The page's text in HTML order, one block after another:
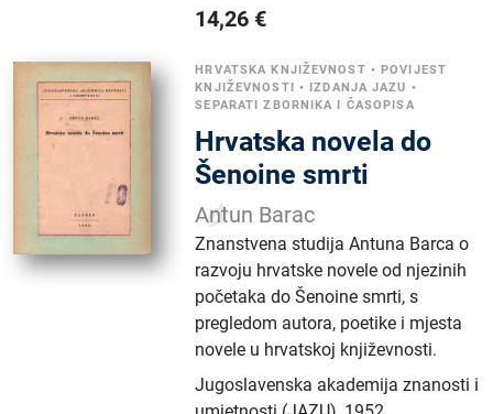
14,26 €
HRVATSKA KNJIŽEVNOST •POVIJEST
KNJIŽEVNOSTI • IZDANJA JAZU •
SEPARATI ZBORNIKA I ČASOPISA
Hrvatska novela do
Šenoine smrti
Antun Barac
Znanstvena studija Antuna Barca o
razvoju hrvatske novele od njezinih
početaka do Šenoine smrti, s
pregledom autora, poetike i mjesta
novele u hrvatskoj književnosti.
Jugoslavenska akademija znanosti i